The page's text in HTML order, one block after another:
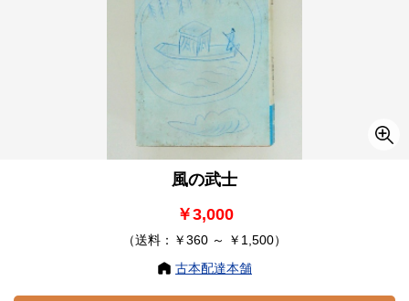
風の武士
￥3,000
（送料：￥360 ～ ￥1,500）
古本配達本舗